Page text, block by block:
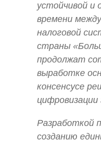
устойчивой и
времени
налоговой
страны
продолжат
выработке
консенсусе
цифровизации
Разработкой
созданию